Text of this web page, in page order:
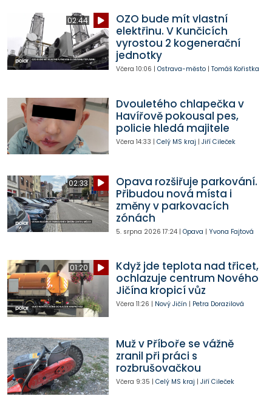
02:44
OZO bude mít vlastní
elektřinu. V Kunčicích
vyrostou 2 kogenerační
jednotky
Včera 10:06 | Ostrava-město| Tomáš Kořistka
Dvouletého chlapečka v
Havířově pokousal pes,
policie hledá majitele
Včera 14:33 | Celý MS kraj | Jiří Cileček
02:33
Opava rozšiřuje parkování.
Přibudou nová místa i
změny v parkovacích
zónách
5. srpna 2026 17:24| Opava | Yvona Fajtová
01:20
Když jde teplota nad třicet,
ochlazuje centrum Nového
Jičína kropicí vůz
Včera 11:26 | Nový Jičín | Petra Dorazilová
Muž v Příboře se vážně
zranil při práci s
rozbrušovačkou
Včera 9:35 | Celý MS kraj | Jiří Cileček